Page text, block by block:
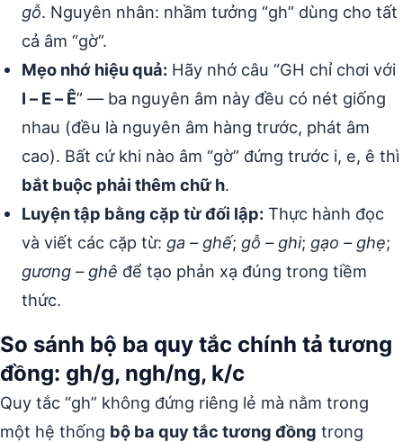
gỗ. Nguyên nhân: nhầm tưởng “gh” dùng cho tất
cả âm “gờ”.
Mẹo nhớ hiệu quả: Hãy nhớ câu “GH chỉ chơi với
I – E – Ê” — ba nguyên âm này đều có nét giống
nhau (đều là nguyên âm hàng trước, phát âm
cao). Bất cứ khi nào âm “gờ” đứng trước i, e, ê thì
bắt buộc phải thêm chữ h.
Luyện tập bằng cặp từ đối lập: Thực hành đọc
và viết các cặp từ: ga – ghế; gỗ – ghi; gạo – ghẹ;
gương – ghê để tạo phản xạ đúng trong tiềm
thức.
So sánh bộ ba quy tắc chính tả tương
đồng: gh/g, ngh/ng, k/c
Quy tắc “gh” không đứng riêng lẻ mà nằm trong
một hệ thống bộ ba quy tắc tương đồng trong